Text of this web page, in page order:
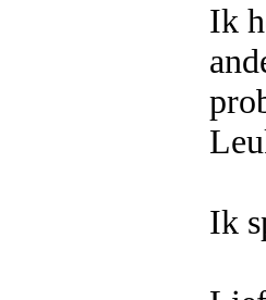
Ik
Ik